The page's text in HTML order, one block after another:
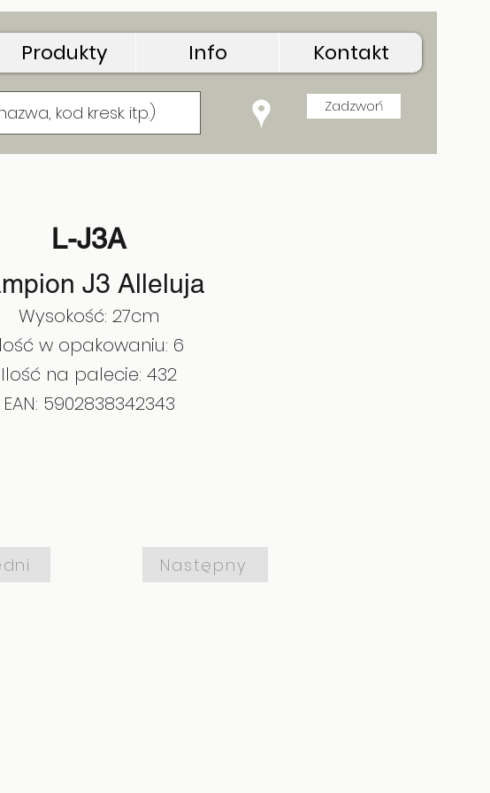
Produkty Info Kontakt
Zadzwoń
L-J3A
J3 Alleluja
Wysokość: 27cm
w opakowaniu: 6
Ilość na palecie: 432
EAN: 5902838342343
Następny